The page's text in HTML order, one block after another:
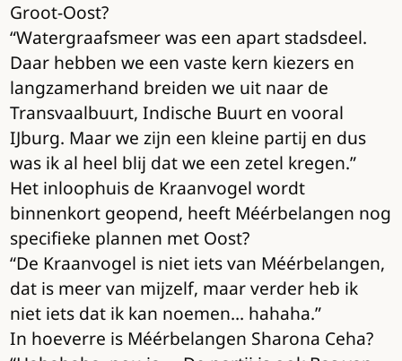
Groot-Oost?
“Watergraafsmeer was een apart stadsdeel.
Daar hebben we een vaste kern kiezers en
langzamerhand breiden we uit naar de
Transvaalbuurt, Indische Buurt en vooral
IJburg. Maar we zijn een kleine partij en dus
was ik al heel blij dat we een zetel kregen.”
Het inloophuis de Kraanvogel wordt
binnenkort geopend, heeft Méérbelangen nog
specifieke plannen met Oost?
“De Kraanvogel is niet iets van Méérbelangen,
dat is meer van mijzelf, maar verder heb ik
niet iets dat ik kan noemen… hahaha.”
In hoeverre is Méérbelangen Sharona Ceha?